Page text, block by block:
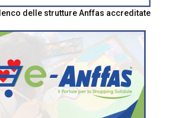
delle strutture Anffas accreditate